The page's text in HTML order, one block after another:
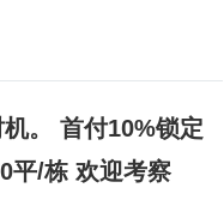
。 首付10%锁定
平/栋 欢迎考察